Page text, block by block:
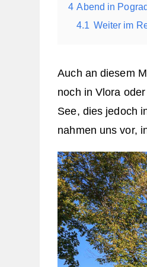
4 Abend in
4.1 Weiter im
Auch an diesem
noch in Vlora
See, dies jedoch
nahmen uns vor,